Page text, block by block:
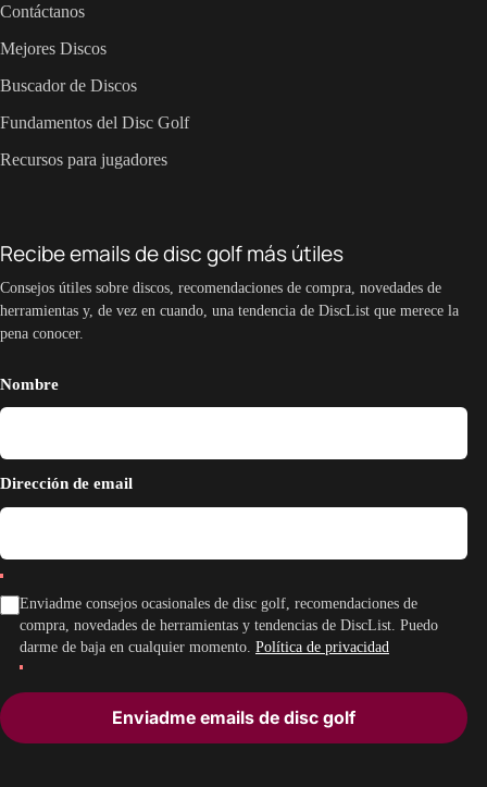
Contáctanos
Mejores Discos
Buscador de Discos
Fundamentos del Disc Golf
Recursos para jugadores
Recibe emails de disc golf más útiles
Consejos útiles sobre discos, recomendaciones de compra, novedades de
herramientas y, de vez en cuando, una tendencia de DiscList que merece la
pena conocer.
Nombre
Dirección de email
Enviadme consejos ocasionales de disc golf, recomendaciones de
compra, novedades de herramientas y tendencias de DiscList. Puedo
darme de baja en cualquier momento. Política de privacidad
Enviadme emails de disc golf